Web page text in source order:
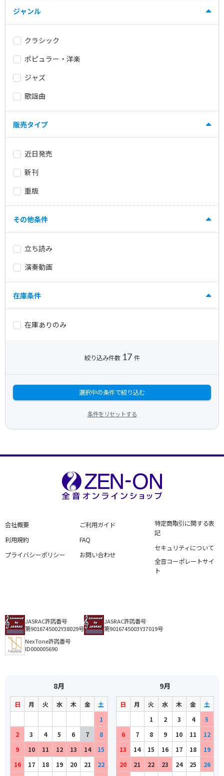
ジャンル
クラシック
ポピュラー・洋楽
ジャズ
歌謡曲
販売タイプ
近日発売
新刊
重版
その他条件
立ち読み
演奏動画
在庫条件
在庫ありのみ
絞り込み件数 17 件
選択中の条件で絞り込む
条件をリセットする
会社概要
利用規約
プライバシーポリシー
ご利用ガイド
FAQ
お問い合わせ
特定商取引に関する表
記
セキュリティについて
全音コーポレートサイ
ト
JASRAC許諾番号
第9016745002Y38029号
JASRAC許諾番号
第9016745003Y37019号
NexTone許諾番号
ID000005690
8月
日 月 火 水 木 金
土
1
2
3 4 5 6 7
8
9
10 11 12 13 14
15
16
17 18 19 20 21
22
9月
日 月 火 水 木 金
土
1
2 3 4
5
6
7 8 9 10 11
12
13
14 15 16 17 18
19
20
21 22 23 24 25
26